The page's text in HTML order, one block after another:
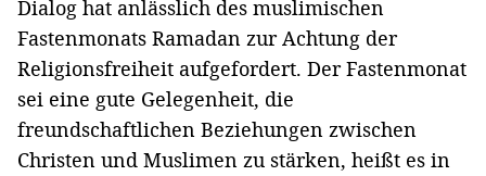
Dialog hat anlässlich des muslimischen
Fastenmonats Ramadan zur Achtung der
Religionsfreiheit aufgefordert. Der Fastenmonat
sei eine gute Gelegenheit, die
freundschaftlichen Beziehungen zwischen
Christen und Muslimen zu stärken, heißt es in